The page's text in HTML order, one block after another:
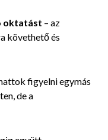
oktatást – az
követhető és
figyelni egymás
de a